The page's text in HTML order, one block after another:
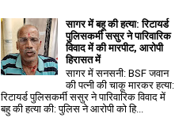
सागर में बहू की हत्या: रिटायर्ड
पुलिसकर्मी ससुर ने पारिवारिक
विवाद में की मारपीट, आरोपी
हिरासत में
सागर में सनसनी: BSF जवान
की पत्नी की चाकू मारकर हत्या:
रिटायर्ड पुलिसकर्मी ससुर ने पारिवारिक विवाद में
बहु की हत्या की: पुलिस ने आरोपी को हि...